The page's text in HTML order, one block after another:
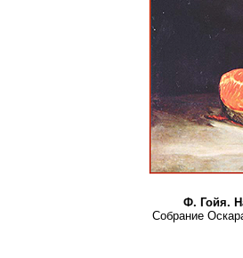
Ф. Гойя.
Собрание